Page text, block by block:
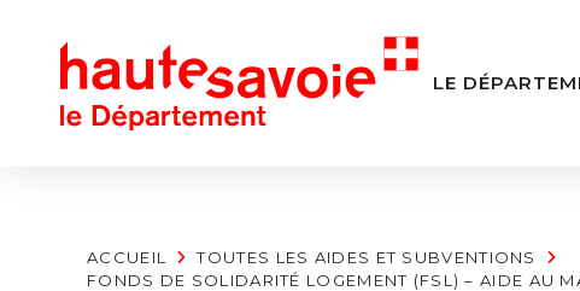
LE
ACCUEIL
TOUTES LES AIDES ET SUBVENTIONS
FONDS DE SOLIDARITÉ LOGEMENT (FSL) – AIDE AU